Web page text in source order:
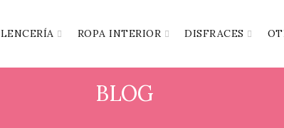
LENCERÍA ROPA INTERIOR DISFRACES
BLOG